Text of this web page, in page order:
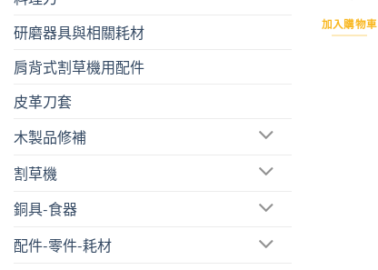
研磨器具與相關耗材
肩背式割草機用配件
皮革刀套
木製品修補
割草機
銅具-食器
配件-零件-耗材
加入購物車